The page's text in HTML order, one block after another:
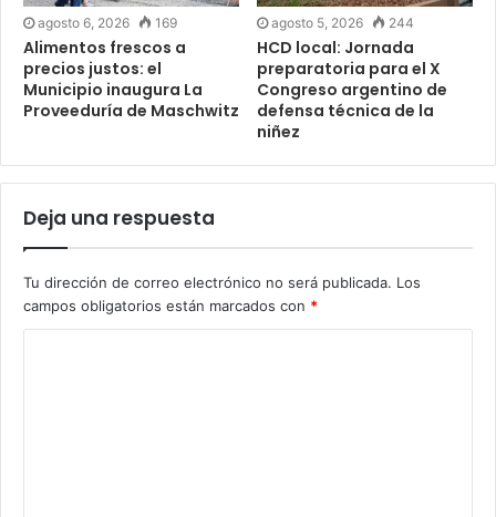
agosto 6, 2026 169
Alimentos frescos a
precios justos: el
Municipio inaugura La
Proveeduría de Maschwitz
agosto 5, 2026 244
HCD local: Jornada
preparatoria para el X
Congreso argentino de
defensa técnica de la
niñez
Deja una respuesta
Tu dirección de correo electrónico no será publicada. Los
campos obligatorios están marcados con *